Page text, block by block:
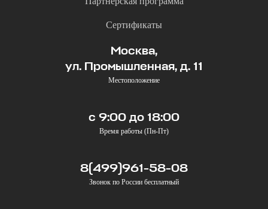
Сертификаты
Москва,
ул. Промышленная, д. 11
Местоположение
с 9:00 до 18:00
Время работы (Пн-Пт)
8(499)961-58-08
Звонок по России бесплатный